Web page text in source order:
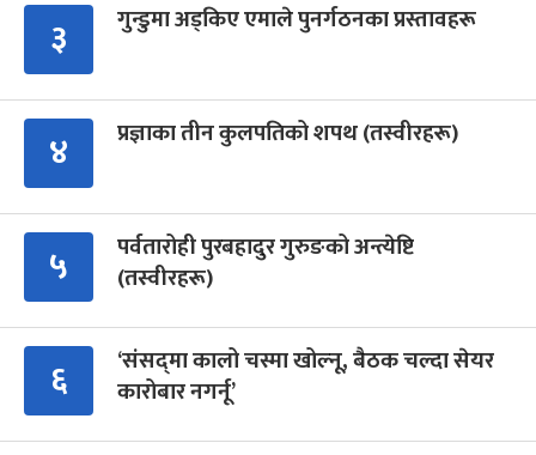
३ गुन्डुमा अड्किए एमाले पुनर्गठनका प्रस्तावहरू
४ प्रज्ञाका तीन कुलपतिको शपथ (तस्वीरहरू)
५
पर्वतारोही पुरबहादुर गुरुङको अन्त्येष्टि
(तस्वीरहरू)
६
‘संसद्‍मा कालो चस्मा खोल्नू, बैठक चल्दा सेयर
कारोबार नगर्नू’